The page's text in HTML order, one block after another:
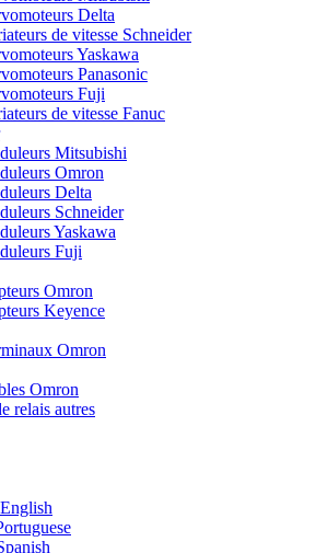
Delta
de vitesse Schneider
Yaskawa
Panasonic
Fuji
de vitesse Fanuc
Mitsubishi
Omron
Delta
Schneider
Yaskawa
Fuji
Omron
Keyence
Omron
Omron
relais autres
English